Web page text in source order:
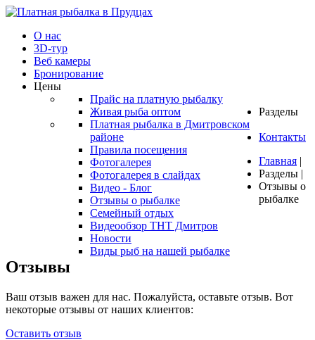
О нас
3D-тур
Веб камеры
Бронирование
Цены
Прайс на платную рыбалку
Живая рыба оптом
Разделы
Платная рыбалка в Дмитровском
районе
Правила посещения
Фотогалерея
Фотогалерея в слайдах
Видео - Блог
Отзывы о рыбалке
Семейный отдых
Видеообзор ТНТ Дмитров
Новости
Виды рыб на нашей рыбалке
Контакты
Главная |
Разделы |
Отзывы о
рыбалке
Отзывы
Ваш отзыв важен для нас. Пожалуйста, оставьте отзыв. Вот
некоторые отзывы от наших клиентов:
Оставить отзыв